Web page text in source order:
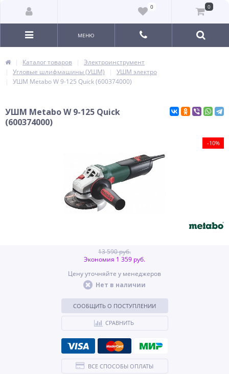
0 0
МЕНЮ
Каталог товаров
Электроинструмент
Угловые шлифмашины (УШМ)
УШМ электро
УШМ Metabo W 9-125 Quick (600374000)
УШМ Metabo W 9-125 Quick
(600374000)
-10%
13 590 руб.
Экономия 1 359 руб.
Цену уточняйте у менеджеров
Нет в наличии
СООБЩИТЬ О ПОСТУПЛЕНИИ
СРАВНИТЬ
ВСЕ СПОСОБЫ ОПЛАТЫ